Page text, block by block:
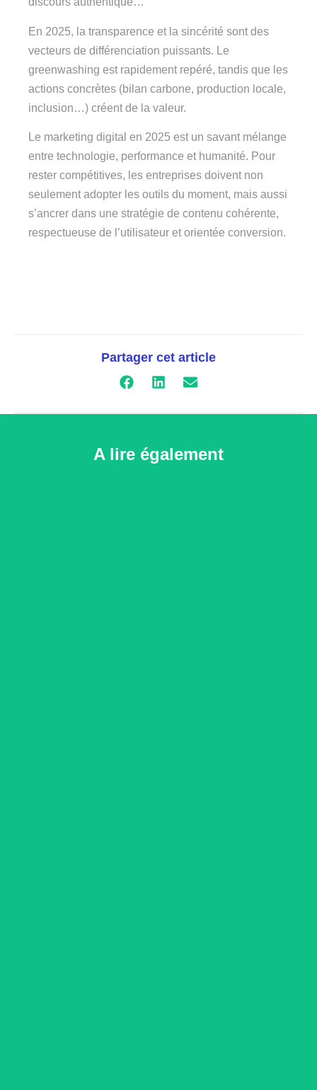
En 2025, la transparence et la sincérité sont des
vecteurs de différenciation puissants. Le
greenwashing est rapidement repéré, tandis que les
actions concrètes (bilan carbone, production locale,
inclusion…) créent de la valeur.
Le marketing digital en 2025 est un savant mélange
entre technologie, performance et humanité. Pour
rester compétitives, les entreprises doivent non
seulement adopter les outils du moment, mais aussi
s’ancrer dans une stratégie de contenu cohérente,
respectueuse de l’utilisateur et orientée conversion.
Partager cet article
A lire également